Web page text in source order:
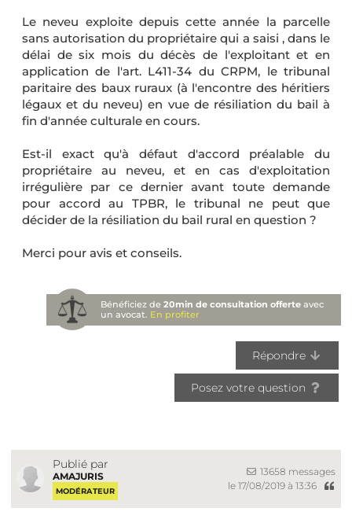
Le neveu exploite depuis cette année la parcelle
sans autorisation du propriétaire qui a saisi , dans le
délai de six mois du décès de l'exploitant et en
application de l'art. L411-34 du CRPM, le tribunal
paritaire des baux ruraux (à l'encontre des héritiers
légaux et du neveu) en vue de résiliation du bail à
fin d'année culturale en cours.
Est-il exact qu'à défaut d'accord préalable du
propriétaire au neveu, et en cas d'exploitation
irrégulière par ce dernier avant toute demande
pour accord au TPBR, le tribunal ne peut que
décider de la résiliation du bail rural en question ?
Merci pour avis et conseils.
Bénéficiez de20min de consultation offerte avec
un avocat. En profiter
Répondre
Posez votre question
Publié par
AMAJURIS
MODÉRATEUR
13658 messages
le 17/08/2019 à 13:36